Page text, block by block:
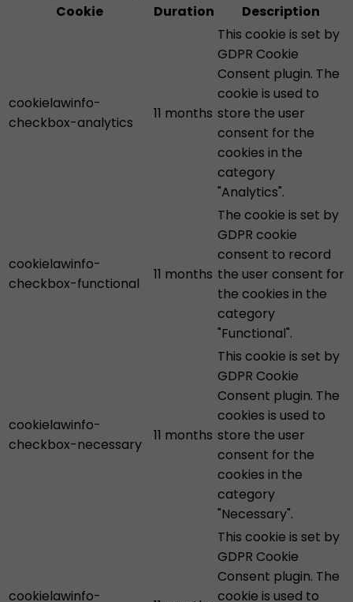
Cookie
Duration Description
cookielawinfo-
checkbox-analytics
11 months
This cookie is set by
GDPR Cookie
Consent plugin. The
cookie is used to
store the user
consent for the
cookies in the
category
"Analytics".
cookielawinfo-
checkbox-functional
11 months
The cookie is set by
GDPR cookie
consent to record
the user consent for
the cookies in the
category
"Functional".
cookielawinfo-
checkbox-necessary
11 months
This cookie is set by
GDPR Cookie
Consent plugin. The
cookies is used to
store the user
consent for the
cookies in the
category
"Necessary".
cookielawinfo-
This cookie is set by
GDPR Cookie
Consent plugin. The
cookie is used to